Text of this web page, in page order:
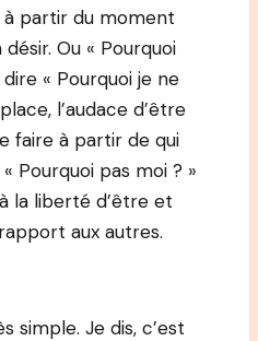
partir du moment
Ou « Pourquoi
« Pourquoi je ne
l’audace d’être
faire à partir de qui
Pourquoi pas moi ? »
la liberté d’être et
aux autres.
simple. Je dis, c’est